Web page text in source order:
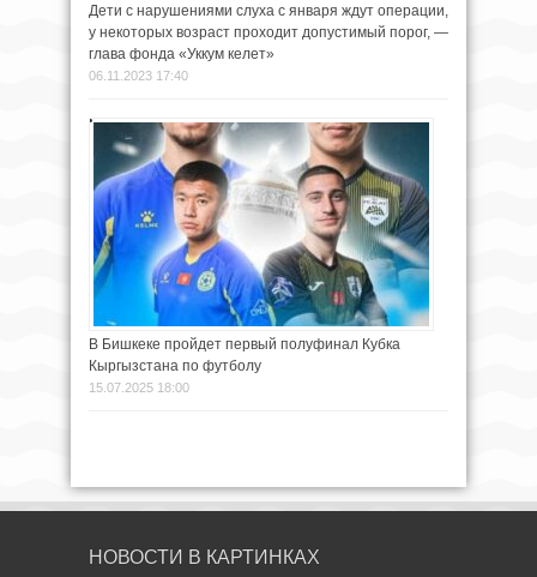
Дети с нарушениями слуха с января ждут операции,
у некоторых возраст проходит допустимый порог, —
глава фонда «Уккум келет»
06.11.2023 17:40
В Бишкеке пройдет первый полуфинал Кубка
Кыргызстана по футболу
15.07.2025 18:00
НОВОСТИ В КАРТИНКАХ